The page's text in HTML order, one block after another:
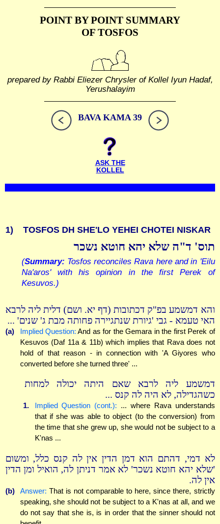
POINT BY POINT SUMMARY
OF TOSFOS
prepared by Rabbi Eliezer Chrysler of Kollel Iyun Hadaf,
Yerushalayim
BAVA KAMA 39
ASK THE
KOLLEL
1) TOSFOS DH SHE'LO YEHEI CHOTEI NISKAR
תוס' ד"ה שלא יהא חוטא נשכר
(Summary: Tosfos reconciles Rava here and in 'Eilu
Na'aros' with his opinion in the first Perek of
Kesuvos.)
והא דמשמע בפ"ק דכתובות (דף יא. ושם) דלית ליה לרבא
האי טעמא - גבי 'גיורת שנתגיירה פחותה מבת ג' שנים' ...
(a) Implied Question: And as for the Gemara in the first Perek of
Kesuvos (Daf 11a & 11b) which implies that Rava does not
hold of that reason - in connection with 'A Giyores who
converted before she turned three' ...
דמשמע ליה לרבא שאם היתה יכולה למחות
כשהגדילה, לא היה לה קנס ...
1. Implied Question (cont.): ... where Rava understands
that if she was able to object (to the conversion) from
the time that she grew up, she would not be subject to a
K'nas ...
לא דמי, דהתם הוא דמן הדין אין לה קנס כלל, ומשום
'שלא יהא חוטא נשכר' לא אמר דניתן לה, הואיל ומן הדין
אין לה.
(b) Answer: That is not comparable to here, since there, strictly
speaking, she should not be subject to a K'nas at all, and we
do not say that she is, is in order that the sinner should not